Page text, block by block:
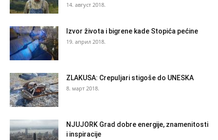
14. август 2018.
Izvor života i bigrene kade Stopića pećine
19. април 2018.
ZLAKUSA: Crepuljari stigoše do UNESKA
8. март 2018.
NJUJORK Grad dobre energije, znamenitosti
i inspiracije